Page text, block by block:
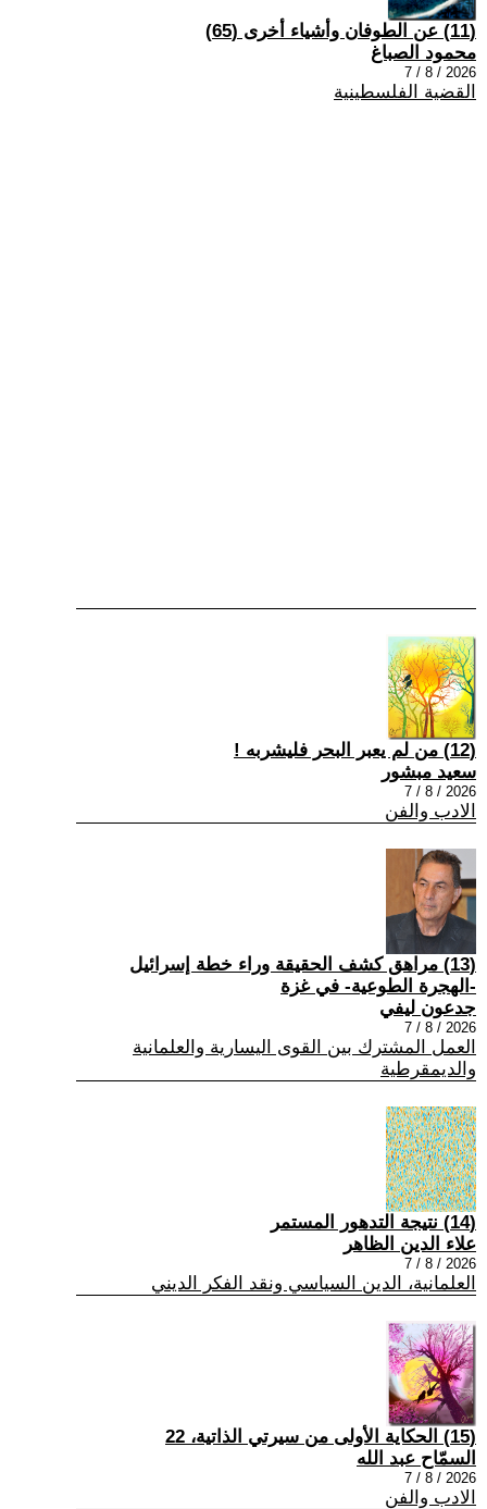
(11) عن الطوفان وأشياء أخرى (65)
محمود الصباغ
2026 / 8 / 7
القضية الفلسطينية
(12) من لم يعبر البحر فليشربه !
سعيد مبشور
2026 / 8 / 7
الادب والفن
(13) مراهق كشف الحقيقة وراء خطة إسرائيل
-الهجرة الطوعية- في غزة
جدعون ليفي
2026 / 8 / 7
العمل المشترك بين القوى اليسارية والعلمانية
والديمقرطية
(14) نتيجة التدهور المستمر
علاء الدين الظاهر
2026 / 8 / 7
العلمانية، الدين السياسي ونقد الفكر الديني
(15) الحكاية الأولى من سيرتي الذاتية، 22
السمّاح عبد الله
2026 / 8 / 7
الادب والفن